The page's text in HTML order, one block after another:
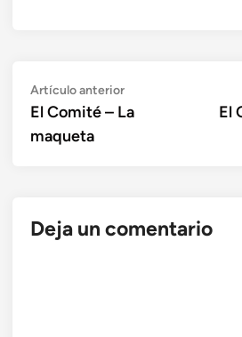
Navegación
de
entradas
Artículo anteriorArtículo
anterior:
El Comité – La
maqueta
El
Deja un comentario